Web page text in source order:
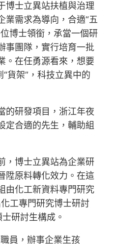
博士立異站扶植與治理
業需求為導向，合適“五
博士領銜，承當一個研
事團隊，實行培育一批
。在任勇源看來，想要
“貨架”，科技立異中的
的研發項目，浙江年夜
定合適的先生，輔助組
，博士立異站為企業研
陞原料轉化效力。在這
由化工新資料專門研究
工專門研究博士研討
研討生構成。
員，辦事企業生孩